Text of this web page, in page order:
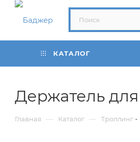
КАТАЛОГ
Держатель
Главная — Каталог — Троллинг